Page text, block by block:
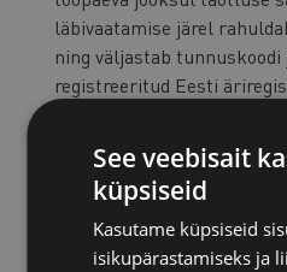
läbivaatamise järel
ning väljastab
registreeritud Eesti
nõuetele, määrab
puuduste kõrvaldamiseks.
rahuldamise otsuse
transpordiamet taotleja
oma veebilehel ning
vähemalt üks kord aastas
See veebisait
küpsiseid
Kasutame küpsiseid
isikupärastamiseks ja